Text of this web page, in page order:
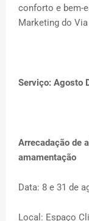
conforto e bem-
Marketing do
Serviço: Agosto
Arrecadação de
amamentação
Data: 8 e 31 de
Local: Espaço